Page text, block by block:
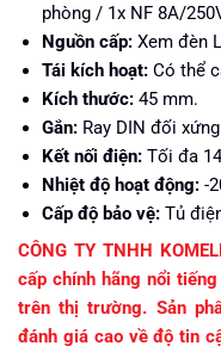
phòng / 1x NF 8A/
Nguồn cấp:Xem đèn
Tái kích hoạt:Có thể
Kích thước:45 mm.
Gắn:Ray DIN đối
Kết nối điện:Tối đa 14
Nhiệt độ hoạt động:-
Cấp độ bảo vệ:Tủ
CÔNG TY TNHH
cấp chính hãng nổi
trên thị trường. Sản
đánh giá cao về độ tin